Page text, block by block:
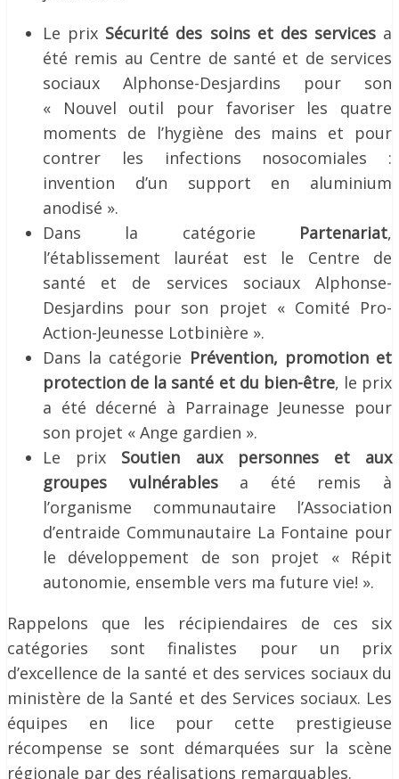
Le prix Sécurité des soins et des servicesa
été remis au Centre de santé et de services
sociaux Alphonse-Desjardins pour son
« Nouvel outil pour favoriser les quatre
moments de l’hygiène des mains et pour
contrer les infections nosocomiales :
invention d’un support en aluminium
anodisé ».
Dans la catégorie Partenariat,
l’établissement lauréat est le Centre de
santé et de services sociaux Alphonse-
Desjardins pour son projet « Comité Pro-
Action-Jeunesse Lotbinière ».
Dans la catégorie Prévention, promotion et
protection de la santé et du bien-être, le prix
a été décerné à Parrainage Jeunesse pour
son projet « Ange gardien ».
Le prix Soutien aux personnes et aux
groupes vulnérablesa été remis à
l’organisme communautaire l’Association
d’entraide Communautaire La Fontaine pour
le développement de son projet « Répit
autonomie, ensemble vers ma future vie! ».
Rappelons que les récipiendaires de ces six
catégories sont finalistes pour un prix
d’excellence de la santé et des services sociaux du
ministère de la Santé et des Services sociaux. Les
équipes en lice pour cette prestigieuse
récompense se sont démarquées sur la scène
régionale par des réalisations remarquables.